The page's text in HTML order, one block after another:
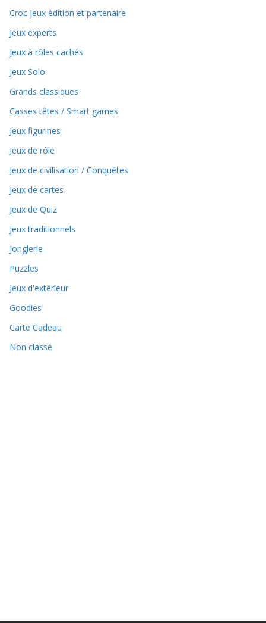
Croc jeux édition et partenaire
Jeux experts
Jeux à rôles cachés
Jeux Solo
Grands classiques
Casses têtes / Smart games
Jeux figurines
Jeux de rôle
Jeux de civilisation / Conquêtes
Jeux de cartes
Jeux de Quiz
Jeux traditionnels
Jonglerie
Puzzles
Jeux d'extérieur
Goodies
Carte Cadeau
Non classé